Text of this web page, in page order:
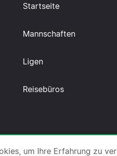
Startseite
Mannschaften
Ligen
Reisebüros
· Kontakt·
um Ihre Erfahrung zu